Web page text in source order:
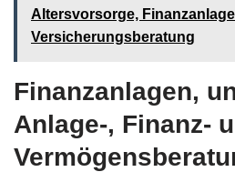
Altersvorsorge,
Versicherungsberatung
Finanzanlagen,
Anlage-, Finanz-